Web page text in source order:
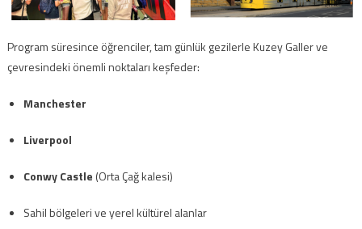
Program süresince öğrenciler, tam günlük gezilerle Kuzey Galler ve
çevresindeki önemli noktaları keşfeder:
Manchester
Liverpool
Conwy Castle (Orta Çağ kalesi)
Sahil bölgeleri ve yerel kültürel alanlar